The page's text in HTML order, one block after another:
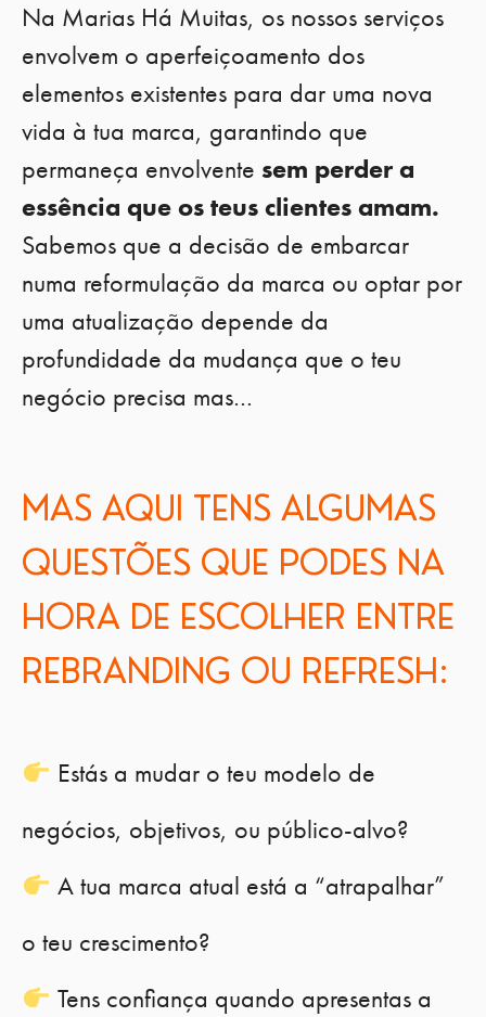
Na Marias Há Muitas, os nossos serviços
envolvem o aperfeiçoamento dos
elementos existentes para dar uma nova
vida à tua marca, garantindo que
permaneça envolvente sem perder a
essência que os teus clientes amam.
Sabemos que a decisão de embarcar
numa reformulação da marca ou optar por
uma atualização depende da
profundidade da mudança que o teu
negócio precisa mas…
MAS AQUI TENS ALGUMAS
QUESTÕES QUE PODES NA
HORA DE ESCOLHER ENTRE
REBRANDING OU REFRESH:
Estás a mudar o teu modelo de
negócios, objetivos, ou público-alvo?
A tua marca atual está a “atrapalhar”
o teu crescimento?
Tens confiança quando apresentas a